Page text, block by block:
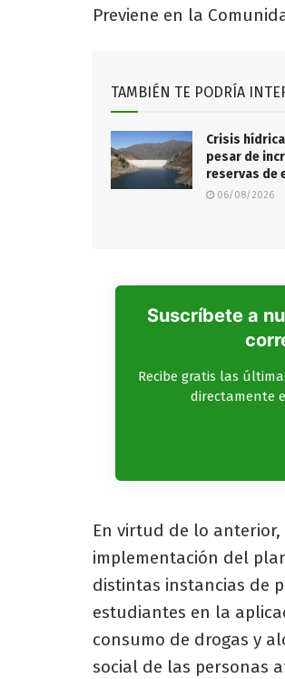
Previene en la
TAMBIÉN TE PODRÍA
Crisis
pesar de
reservas de
06/08/2026
Suscríbete a
Recibe gratis las
directamente
En virtud de lo anterior,
implementación del
distintas instancias de
estudiantes en la
consumo de drogas y
social de las personas